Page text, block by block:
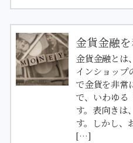
金貨金融
金貨金融とは
インショップ
で金貨を非常
で、いわゆる
す。表向きは
す。しかし、
[…]